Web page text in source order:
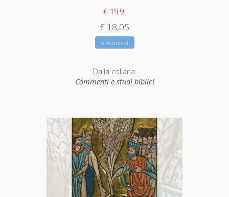
€ 19.9
€ 18,05
» Acquista
Dalla collana:
Commenti e studi biblici